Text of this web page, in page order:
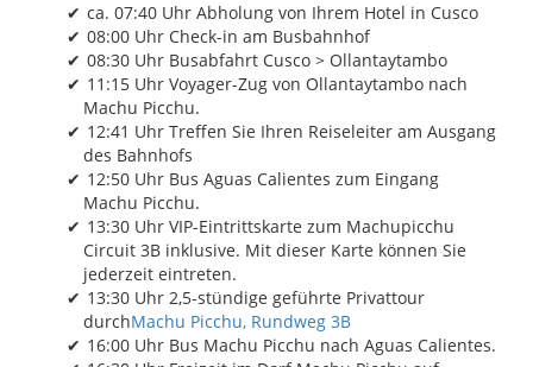
ca. 07:40 Uhr Abholung von Ihrem Hotel in Cusco
08:00 Uhr Check-in am Busbahnhof
08:30 Uhr Busabfahrt Cusco > Ollantaytambo
11:15 Uhr Voyager-Zug von Ollantaytambo nach
Machu Picchu.
12:41 Uhr Treffen Sie Ihren Reiseleiter am Ausgang
des Bahnhofs
12:50 Uhr Bus Aguas Calientes zum Eingang
Machu Picchu.
13:30 Uhr VIP-Eintrittskarte zum Machupicchu
Circuit 3B inklusive. Mit dieser Karte können Sie
jederzeit eintreten.
13:30 Uhr 2,5-stündige geführte Privattour
durchMachu Picchu, Rundweg 3B
16:00 Uhr Bus Machu Picchu nach Aguas Calientes.